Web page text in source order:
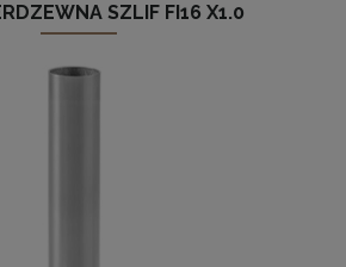
SZLIF FI16 X1.0